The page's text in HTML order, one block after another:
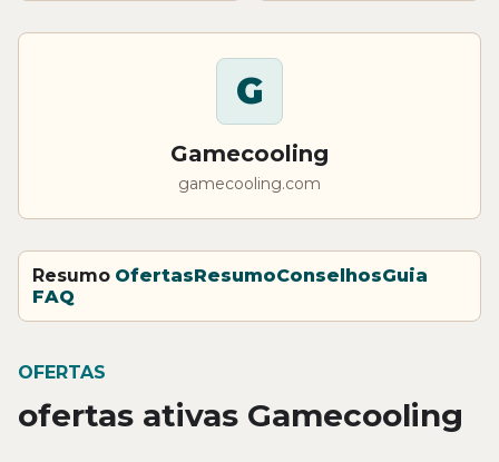
G
Gamecooling
gamecooling.com
Resumo OfertasResumoConselhosGuia
FAQ
OFERTAS
ofertas ativas Gamecooling